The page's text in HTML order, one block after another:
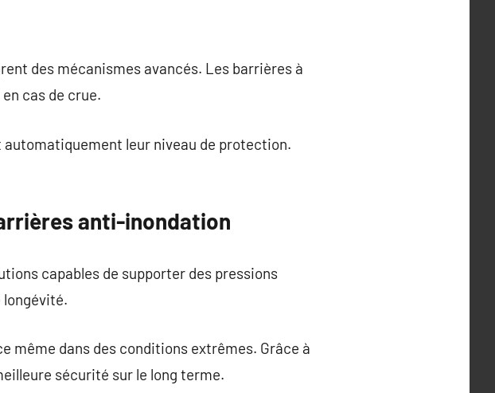
des mécanismes avancés. Les barrières à
cas de crue.
automatiquement leur niveau de protection.
anti-inondation
capables de supporter des pressions
même dans des conditions extrêmes. Grâce à
sécurité sur le long terme.